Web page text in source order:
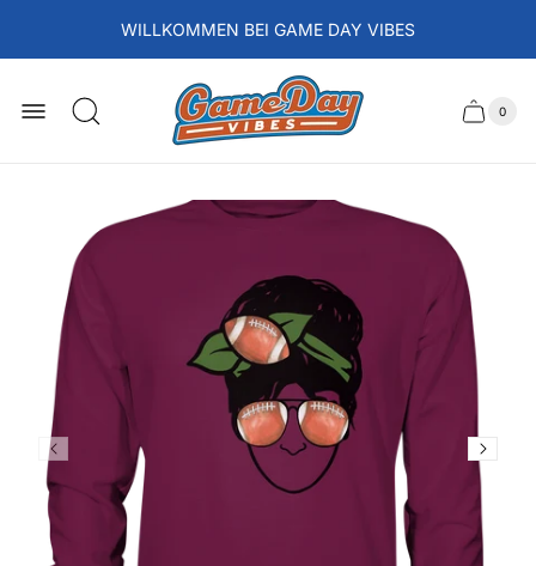
WILLKOMMEN BEI GAME DAY VIBES
Laden-
Logo
0